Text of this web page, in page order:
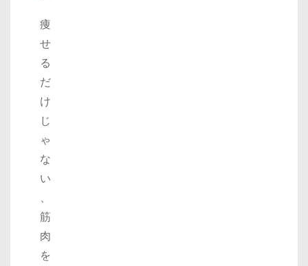
痩
せ
る
だ
け
じ
ゃ
な
い
、
筋
肉
を